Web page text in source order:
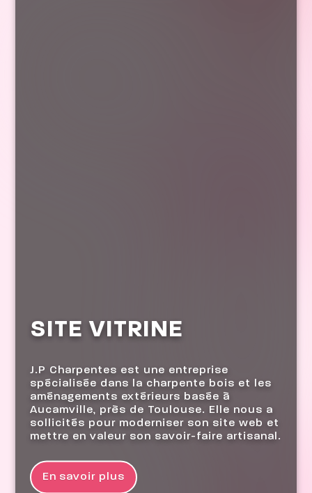
SITE VITRINE
J.P Charpentes est une entreprise
spécialisée dans la charpente bois et les
aménagements extérieurs basée à
Aucamville, près de Toulouse. Elle nous a
sollicités pour moderniser son site web et
mettre en valeur son savoir-faire artisanal.
En savoir plus